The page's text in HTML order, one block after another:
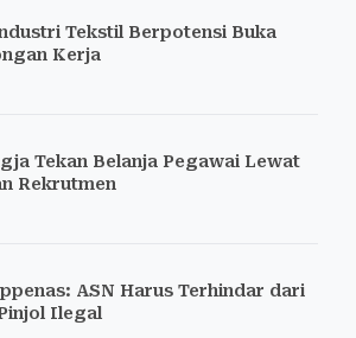
Tekstil Berpotensi Buka
Kerja
Tekan Belanja Pegawai Lewat
Rekrutmen
ASN Harus Terhindar dari
Ilegal